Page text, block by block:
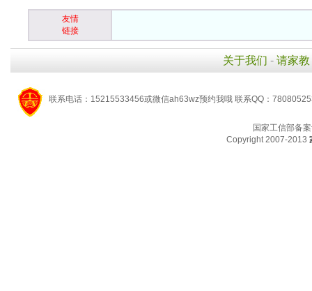
友情
链接
关于我们 - 请家教
联系电话：15215533456或微信ah63wz预约我哦 联系QQ：
国家工信部备
Copyright 2007-2013